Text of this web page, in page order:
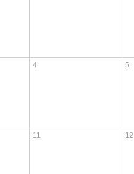
4 5
11 12